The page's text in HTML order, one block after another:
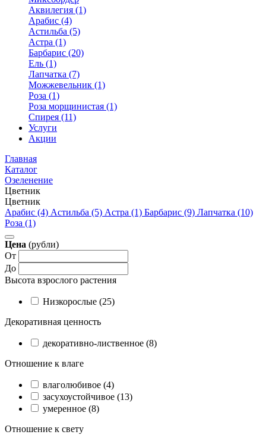
Аквилегия (1)
Арабис (4)
Астильба (5)
Астра (1)
Барбарис (20)
Ель (1)
Лапчатка (7)
Можжевельник (1)
Роза (1)
Роза морщинистая (1)
Спирея (11)
Услуги
Акции
Главная
Каталог
Озеленение
Цветник
Цветник
Арабис (4) Астильба (5) Астра (1) Барбарис (9) Лапчатка (10)
Роза (1)
Цена (рубли)
От
До
Высота взрослого растения
Низкорослые (25)
Декоративная ценность
декоративно-лиственное (8)
Отношение к влаге
влаголюбивое (4)
засухоустойчивое (13)
умеренное (8)
Отношение к свету